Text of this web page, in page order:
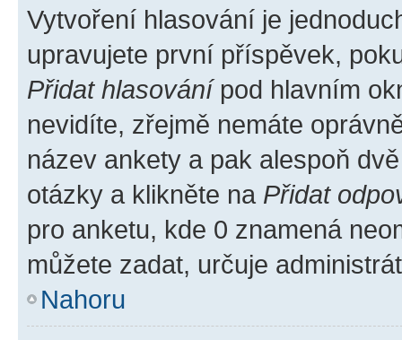
Vytvoření hlasování je
upravujete první příspěvek,
Přidat hlasovánípod hlavním
nevidíte, zřejmě nemáte
název ankety a pak alespoň
otázky a klikněte na Přidat
pro anketu, kde 0 znamená
můžete zadat, určuje
Nahoru